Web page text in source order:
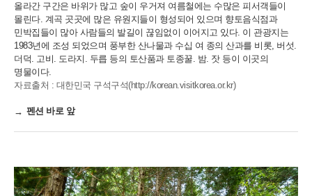
올라간 구간은 바위가 많고 숲이 우거져 여름철에는 수많은 피서객들이
몰린다. 계곡 곳곳에 많은 유원지들이 형성되어 있으며 향토음식점과
민박집들이 많아 사람들의 발길이 끊임없이 이어지고 있다. 이 관광지는
1983년에 조성 되었으며 풍부한 산나물과 수십 여 종의 산과를 비롯, 버섯.
더덕. 고비. 도라지. 두릅 등의 토산품과 토종꿀. 밤. 잣 등이 이곳의
명물이다.
자료출처 : 대한민국 구석구석(http://korean.visitkorea.or.kr)
펜션 바로 앞